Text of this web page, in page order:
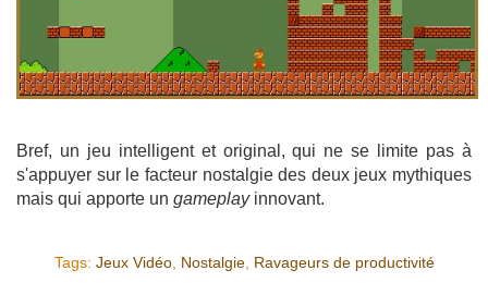
Bref, un jeu intelligent et original, qui ne se limite pas à
s'appuyer sur le facteur nostalgie des deux jeux mythiques
mais qui apporte un gameplayinnovant.
Tags: Jeux Vidéo, Nostalgie, Ravageurs de productivité